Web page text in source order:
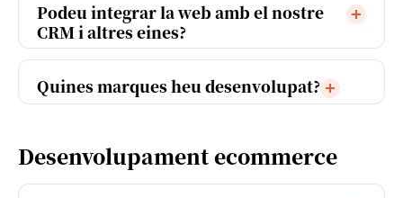
Podeu integrar la web amb el nostre
CRM i altres eines?
Quines marques heu desenvolupat?
Desenvolupament ecommerce